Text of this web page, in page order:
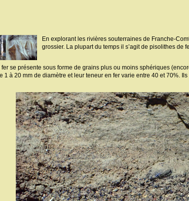
En explorant les rivières souterraines de Franche-
grossier. La plupart du temps il s’agit de pisolithes de
fer se présente sous forme de grains plus ou moins sphériques
1 à 20 mm de diamètre et leur teneur en fer varie entre 40 et 70%.